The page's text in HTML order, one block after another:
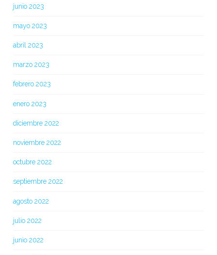
junio 2023
mayo 2023
abril 2023
marzo 2023
febrero 2023
enero 2023
diciembre 2022
noviembre 2022
octubre 2022
septiembre 2022
agosto 2022
julio 2022
junio 2022